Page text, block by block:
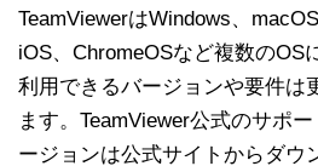
TeamViewerはWindows、
iOS、ChromeOSなど複数のOS
利用できるバージョンや要件は
ます。TeamViewer公式のサポ
ージョンは公式サイトからダウ